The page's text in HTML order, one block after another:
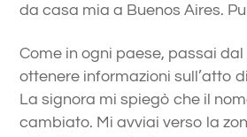
da casa mia a Buenos Aires.
Come in ogni paese, passai
ottenere informazioni sull’atto
La signora mi spiegò che il
cambiato. Mi avviai verso la